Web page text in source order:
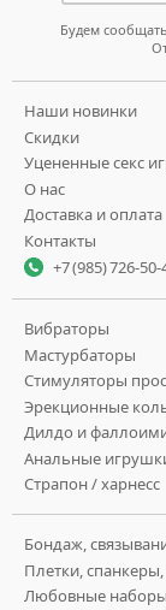
Будем
Наши новинки
Скидки
Уцененные секс
О нас
Доставка и оплата
Контакты
+7 (985) 726-50-
Вибраторы
Мастурбаторы
Стимуляторы
Эрекционные
Дилдо и
Анальные
Страпон / харнесс
Бондаж,
Плетки,
Любовные наборы